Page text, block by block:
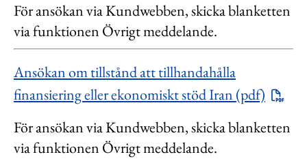
För ansökan via Kundwebben, skicka blanketten
via funktionen Övrigt meddelande.
Ansökan om tillstånd att tillhandahålla
finansiering eller ekonomiskt stöd Iran (pdf)
För ansökan via Kundwebben, skicka blanketten
via funktionen Övrigt meddelande.